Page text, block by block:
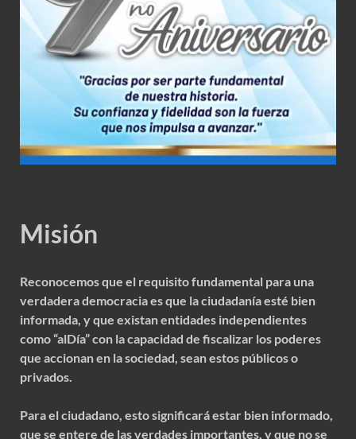
Misión
Reconocemos que el requisito fundamental para una
verdadera democracia es que la ciudadanía esté bien
informada, y que existan entidades independientes
como “alDía” con la capacidad de fiscalizar los poderes
que accionan en la sociedad, sean estos públicos o
privados.
Para el ciudadano, esto significará estar bien informado,
que se entere de las verdades importantes, y que no se